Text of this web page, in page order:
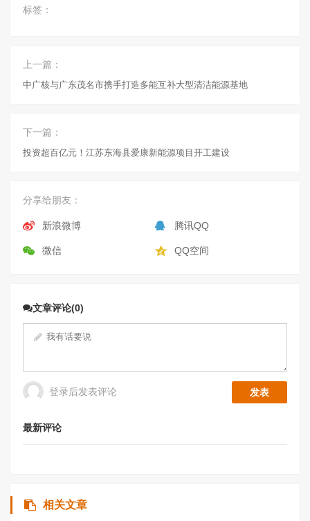
标签：
上一篇：
中广核与广东茂名市携手打造多能互补大型清洁能源基地
下一篇：
​投资超百亿元！江苏东海县爱康新能源项目开工建设
分享给朋友：
新浪微博 腾讯QQ
微信 QQ空间
文章评论(0)
登录后发表评论
最新评论
相关文章